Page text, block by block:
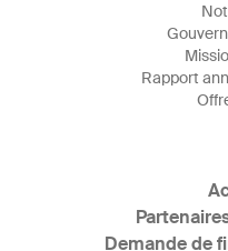
Rapport
Demande de